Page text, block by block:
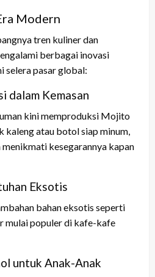
Modern
tren kuliner dan
berbagai inovasi
selera pasar global:
dalam Kemasan
kini memproduksi Mojito
kaleng atau botol siap minum,
kesegarannya kapan
Eksotis
bahan eksotis seperti
mulai populer di kafe-kafe
untuk Anak-Anak